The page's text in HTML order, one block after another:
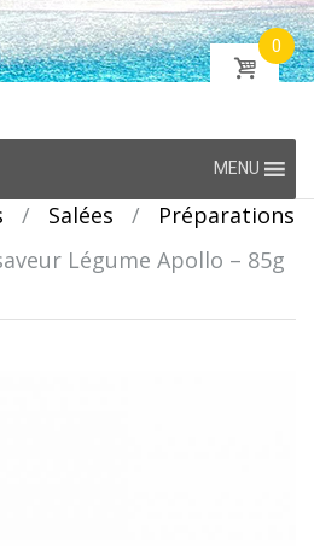
0
MENU
/ Salées /
Préparations
Légume Apollo – 85g